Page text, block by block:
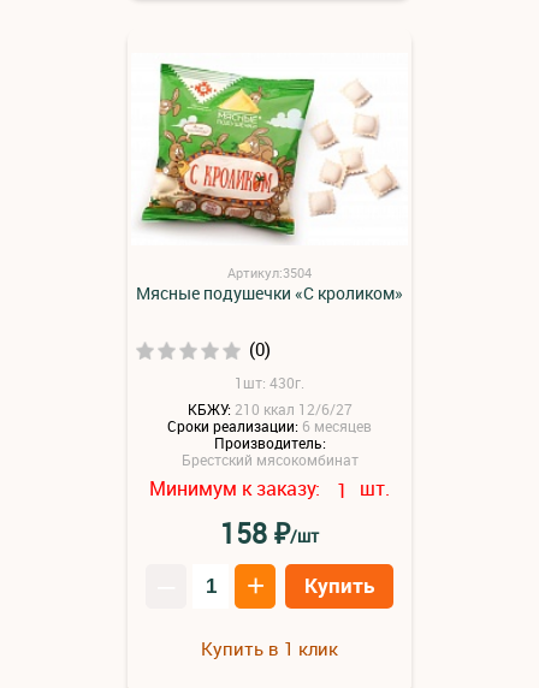
Артикул:3504
Мясные подушечки «С кроликом»
(0)
1шт: 430г.
КБЖУ: 210 ккал 12/6/27
Сроки реализации: 6 месяцев
Производитель:
Брестский мясокомбинат
Минимум к заказу: 1 шт.
158₽/шт
+ Купить
Купить в 1 клик